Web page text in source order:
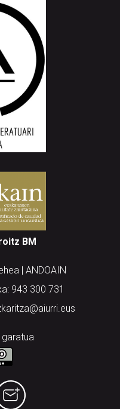
BM
| ANDOAIN
943 300 731